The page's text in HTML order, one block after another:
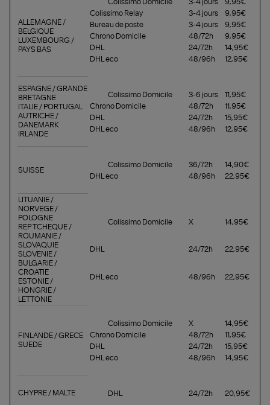
ALLEMAGNE /
BELGIQUE
LUXEMBOURG /
PAYS BAS
Colissimo Domicile 3-4 jours
9,95€
Colissimo Relay
3-4 jours
9,95€
Bureau de poste
3-4 jours
9,95€
Chrono Domicile
48/72h
9,95€
DHL
24/72h
14,95€
DHL eco
48/96h 12,95€
ESPAGNE / GRANDE
BRETAGNE
ITALIE / PORTUGAL
AUTRICHE /
DANEMARK
IRLANDE
Colissimo Domicile 3-6 jours
11,95€
Chrono Domicile
48/72h
11,95€
DHL
24/72h
15,95€
DHL eco
48/96h 12,95€
SUISSE
Colissimo Domicile 36/72h
14,90€
DHL eco
48/96h 22,95€
LITUANIE /
NORVEGE /
POLOGNE
REP TCHEQUE /
ROUMANIE /
SLOVAQUIE
SLOVENIE /
BULGARIE /
CROATIE
ESTONIE /
HONGRIE /
LETTONIE
Colissimo Domicile X 14,95€
DHL 24/72h 22,95€
DHL eco 48/96h 22,95€
FINLANDE / GRECE
SUEDE
Colissimo Domicile X
14,95€
Chrono Domicile
48/72h
11,95€
DHL
24/72h
15,95€
DHL eco
48/96h 14,95€
CHYPRE / MALTE DHL 24/72h 20,95€